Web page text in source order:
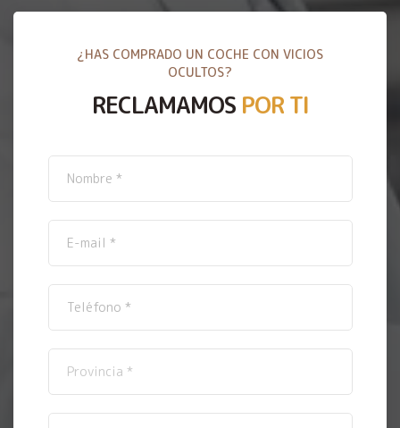
¿HAS COMPRADO UN COCHE CON VICIOS
OCULTOS?
RECLAMAMOS POR TI